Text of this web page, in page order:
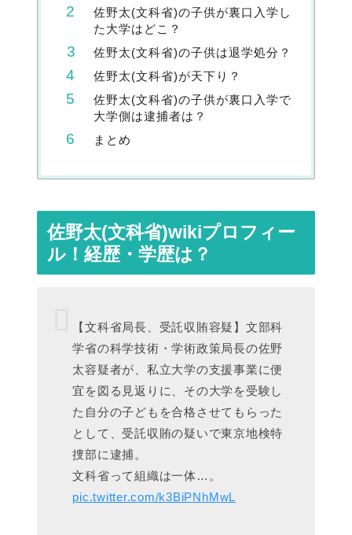
佐野太(文科省)の子供が裏口入学し
た大学はどこ？
佐野太(文科省)の子供は退学処分？
佐野太(文科省)が天下り？
佐野太(文科省)の子供が裏口入学で
大学側は逮捕者は？
まとめ
佐野太(文科省)wikiプロフィー
ル！経歴・学歴は？
【文科省局長、受託収賄容疑】文部科
学省の科学技術・学術政策局長の佐野
太容疑者が、私立大学の支援事業に便
宜を図る見返りに、その大学を受験し
た自分の子どもを合格させてもらった
として、受託収賄の疑いで東京地検特
捜部に逮捕。
文科省って組織は一体…。
pic.twitter.com/k3BiPNhMwL